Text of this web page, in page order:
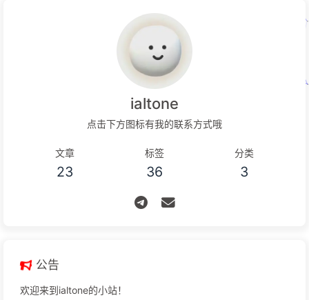
ialtone
点击下方图标有我的联系方式哦
文章
23
标签
36
分类
3
公告
欢迎来到ialtone的小站！